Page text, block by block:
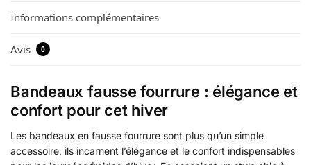
Informations complémentaires
Avis 0
Bandeaux fausse fourrure : élégance et
confort pour cet hiver
Les bandeaux en fausse fourrure sont plus qu’un simple
accessoire, ils incarnent l’élégance et le confort indispensables